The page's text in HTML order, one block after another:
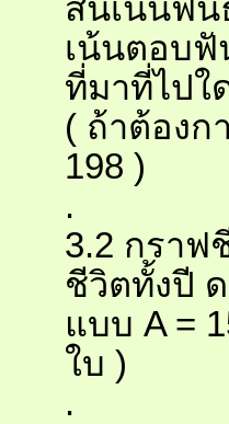
เน้นตอบฟั
ที่มาที่ไปใ
( ถ้าต้องก
198 )
.
3.2 กราฟ
ชีวิตทั้งปี
แบบ A =
ใบ )
.